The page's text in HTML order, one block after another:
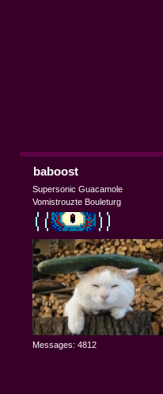
baboost
Supersonic Guacamole
Vomistrouzte Bouleturg
Messages: 4812